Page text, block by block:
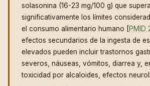
solasonina (16-23 mg/100 g) que
significativamente los límites
el consumo alimentario humano [PMID
efectos secundarios de la ingesta de
elevados pueden incluir trastornos
severos, náuseas, vómitos, diarrea y,
toxicidad por alcaloides, efectos